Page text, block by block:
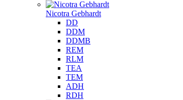
Nicotra Gebhardt
DD
DDM
DDMB
REM
RLM
TEA
TEM
ADH
RDH